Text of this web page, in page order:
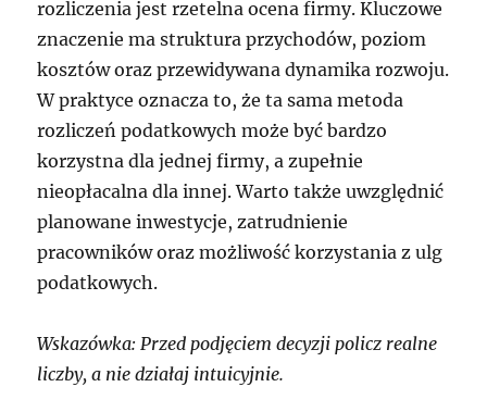
rozliczenia jest rzetelna ocena firmy. Kluczowe
znaczenie ma struktura przychodów, poziom
kosztów oraz przewidywana dynamika rozwoju.
W praktyce oznacza to, że ta sama metoda
rozliczeń podatkowych może być bardzo
korzystna dla jednej firmy, a zupełnie
nieopłacalna dla innej. Warto także uwzględnić
planowane inwestycje, zatrudnienie
pracowników oraz możliwość korzystania z ulg
podatkowych.
Wskazówka: Przed podjęciem decyzji policz realne
liczby, a nie działaj intuicyjnie.